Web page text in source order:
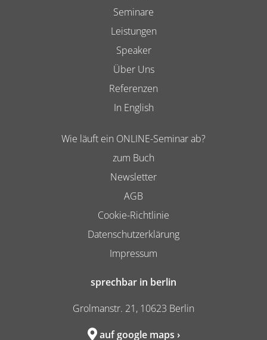
Seminare
Leistungen
Speaker
Über Uns
Referenzen
In English
Wie läuft ein ONLINE-Seminar ab?
zum Buch
Newsletter
AGB
Cookie-Richtlinie
Datenschutzerklärung
Impressum
sprechbar in berlin
Grolmanstr. 21, 10623 Berlin
auf google maps ›